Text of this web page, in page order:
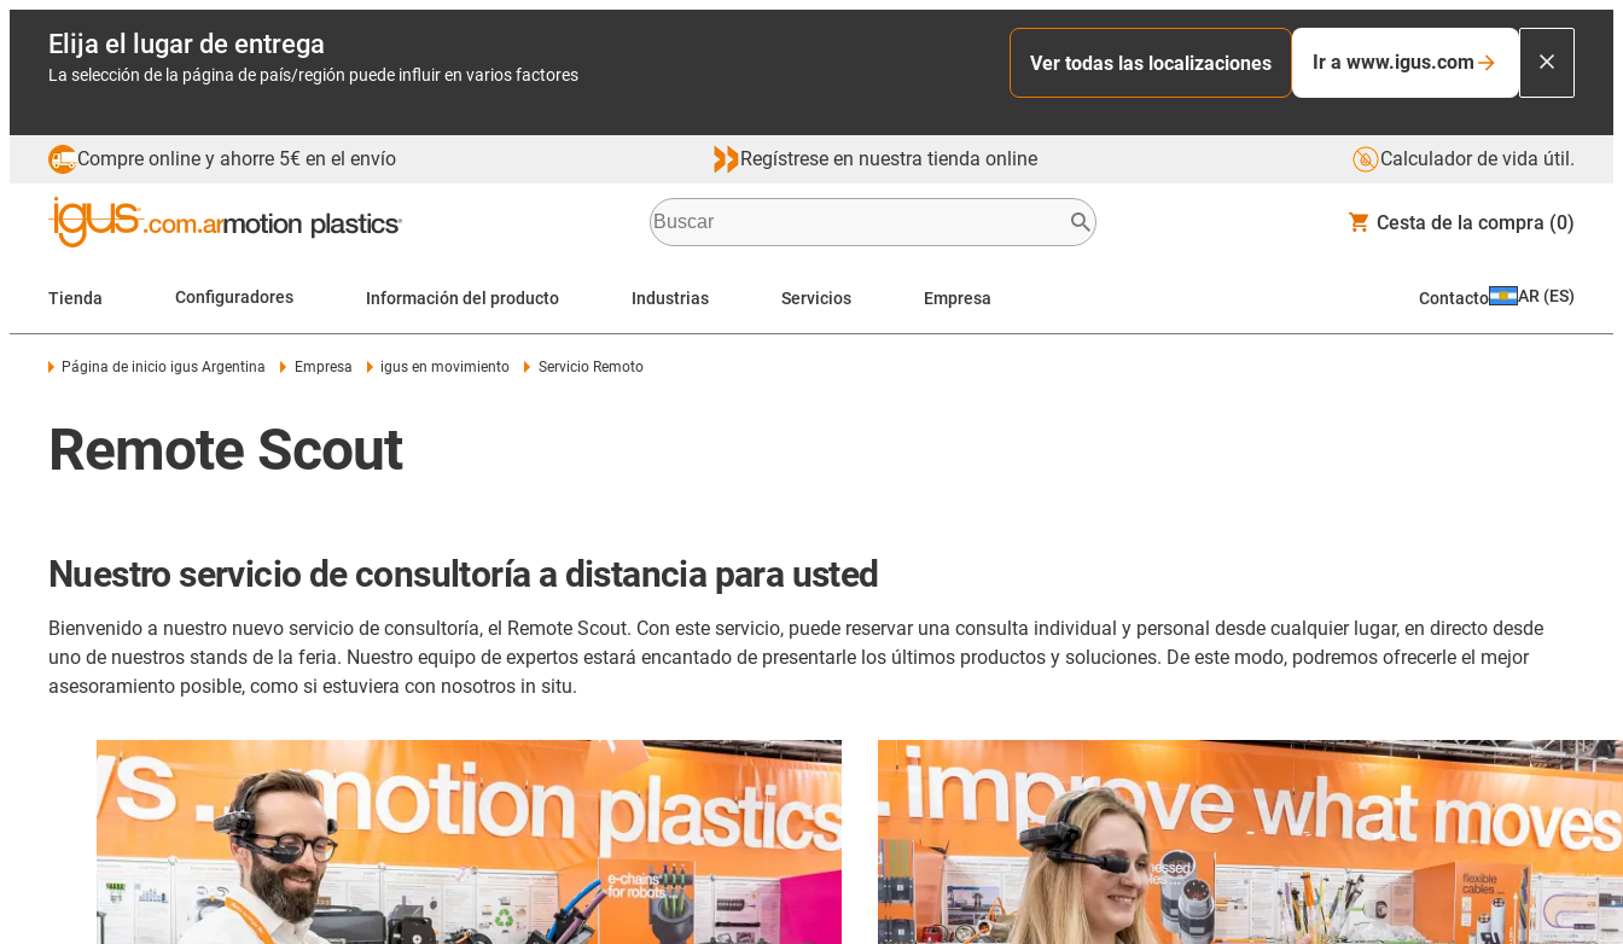
Elija el lugar de entrega
La selección de la página de país/región puede influir en varios factores
Ver todas las localizaciones Ir a www.igus.com
Compre online y ahorre 5€ en el envío Regístrese en nuestra tienda online Calculador de vida útil.
Cesta de la compra (0)
Tienda Configuradores Información del producto Industrias Servicios Empresa Contacto AR (ES)
Página de inicio igus Argentina Empresa igus en movimiento Servicio Remoto
Remote Scout
Nuestro servicio de consultoría a distancia para usted
Bienvenido a nuestro nuevo servicio de consultoría, el Remote Scout. Con este servicio, puede reservar una consulta individual y personal desde cualquier lugar, en directo desde
uno de nuestros stands de la feria. Nuestro equipo de expertos estará encantado de presentarle los últimos productos y soluciones. De este modo, podremos ofrecerle el mejor
asesoramiento posible, como si estuviera con nosotros in situ.